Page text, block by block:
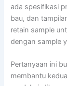
ada spesifikasi
bau, dan
retain sample
dengan sample
Pertanyaan ini
membantu